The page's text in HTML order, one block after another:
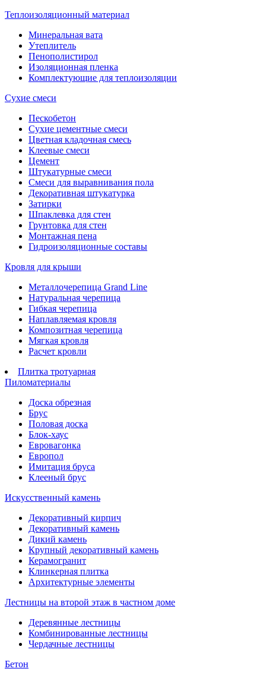
Теплоизоляционный материал
Минеральная вата
Утеплитель
Пенополистирол
Изоляционная пленка
Комплектующие для теплоизоляции
Сухие смеси
Пескобетон
Сухие цементные смеси
Цветная кладочная смесь
Клеевые смеси
Цемент
Штукатурные смеси
Смеси для выравнивания пола
Декоративная штукатурка
Затирки
Шпаклевка для стен
Грунтовка для стен
Монтажная пена
Гидроизоляционные составы
Кровля для крыши
Металлочерепица Grand Line
Натуральная черепица
Гибкая черепица
Наплавляемая кровля
Композитная черепица
Мягкая кровля
Расчет кровли
Плитка тротуарная
Пиломатериалы
Доска обрезная
Брус
Половая доска
Блок-хаус
Евровагонка
Европол
Имитация бруса
Клееный брус
Искусственный камень
Декоративный кирпич
Декоративный камень
Дикий камень
Крупный декоративный камень
Керамогранит
Клинкерная плитка
Архитектурные элементы
Лестницы на второй этаж в частном доме
Деревянные лестницы
Комбинированные лестницы
Чердачные лестницы
Бетон